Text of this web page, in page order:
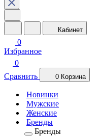
Кабинет
0
Избранное
0
Сравнить
0 Корзина
Новинки
Мужские
Женские
Бренды
Бренды